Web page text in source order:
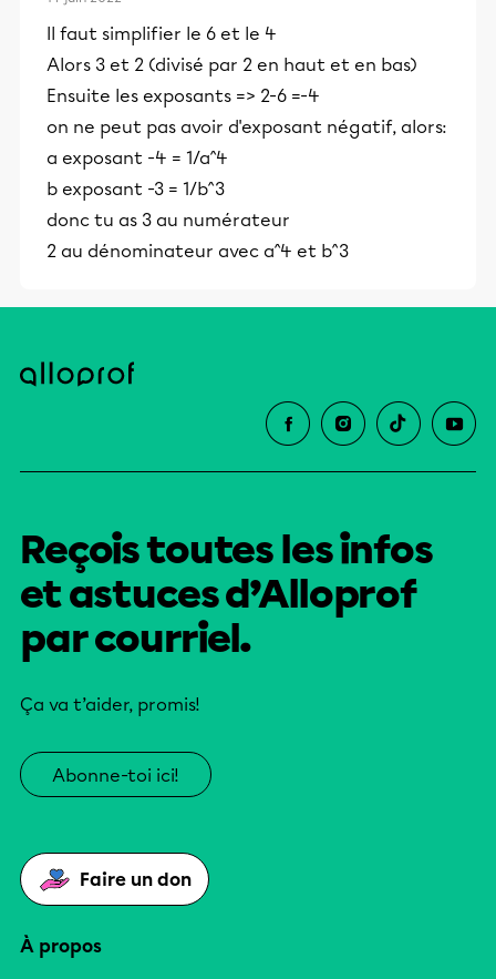
Il faut simplifier le 6 et le 4
Alors 3 et 2 (divisé par 2 en haut et en bas)
Ensuite les exposants => 2-6 =-4
on ne peut pas avoir d'exposant négatif, alors:
a exposant -4 = 1/a^4
b exposant -3 = 1/b^3
donc tu as 3 au numérateur
2 au dénominateur avec a^4 et b^3
Reçois toutes les infos
et astuces d’Alloprof
par courriel.
Ça va t’aider, promis!
Abonne-toi ici!
Faire un don
À propos